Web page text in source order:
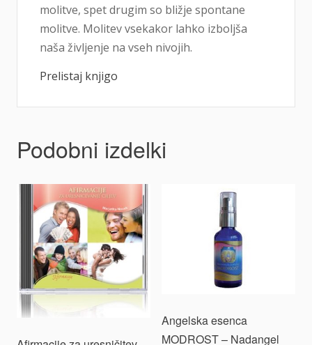
molitve, spet drugim so bližje spontane
molitve. Molitev vsekakor lahko izboljša
naša življenje na vseh nivojih.
Prelistaj knjigo
Podobni izdelki
Angelska esenca
MODROST – Nadangel